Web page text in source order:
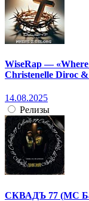
WiseRap —
Christenelle Diroc
14.08.2025
Релизы
СКВАДЪ 77 (МС